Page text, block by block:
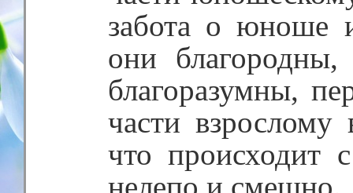
забота о юноше
они
благоразумны,
части взрослому
что происходит